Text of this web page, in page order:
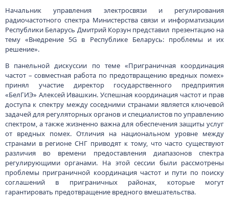
Начальник управления электросвязи и регулирования
радиочастотного спектра Министерства связи и информатизации
Республики Беларусь Дмитрий Корзун представил презентацию на
тему «Внедрение 5G в Республике Беларусь: проблемы и их
решение».
В панельной дискуссии по теме «Приграничная координация
частот – совместная работа по предотвращению вредных помех»
принял участие директор государственного предприятия
«БелГИЭ» Алексей Ивашкин. Успешная координация частот и прав
доступа к спектру между соседними странами является ключевой
задачей для регуляторных органов и специалистов по управлению
спектром, а также жизненно важна для обеспечения защиты услуг
от вредных помех. Отличия на национальном уровне между
странами в регионе СНГ приводят к тому, что часто существуют
различия во времени предоставления диапазонов спектра
регулирующими органами. На этой сессии были рассмотрены
проблемы приграничной координация частот и пути по поиску
соглашений в приграничных районах, которые могут
гарантировать предотвращение вредного вмешательства.